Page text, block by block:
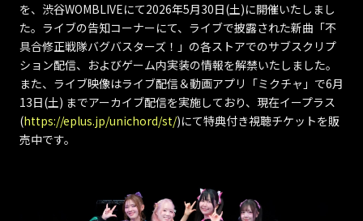
JOB INFORMATION
COMPANY
を、渋谷WOMBLIVEにて2026年5月30日(土)に開催いたしまし
た。ライブの告知コーナーにて、ライブで披露された新曲「不
具合修正戦隊バグバスターズ！」の各ストアでのサブスクリプ
ション配信、およびゲーム内実装の情報を解禁いたしました。
また、ライブ映像はライブ配信＆動画アプリ「ミクチャ」で6月
13日(土) までアーカイブ配信を実施しており、現在イープラス
(https://eplus.jp/unichord/st/)にて特典付き視聴チケットを販
売中です。